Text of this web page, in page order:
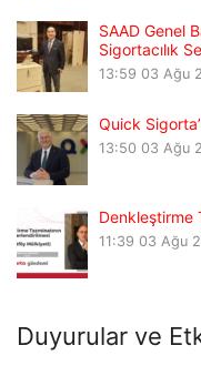
SAAD Genel
Sigortacılık
13:59 03 Ağu
Quick
13:50 03 Ağu
Denkleştirme
11:39 03 Ağu
Duyurular ve